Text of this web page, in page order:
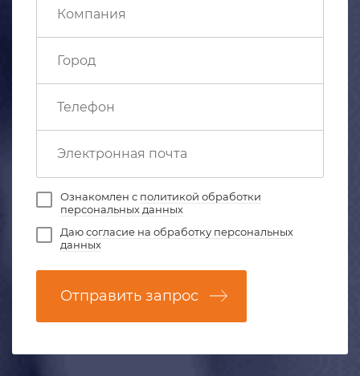
Ознакомлен с политикой обработки
персональных данных
Даюсогласие на обработку персональных
данных
Отправить запрос